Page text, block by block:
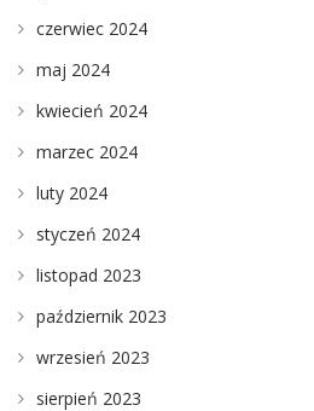
czerwiec 2024
maj 2024
kwiecień 2024
marzec 2024
luty 2024
styczeń 2024
listopad 2023
październik 2023
wrzesień 2023
sierpień 2023